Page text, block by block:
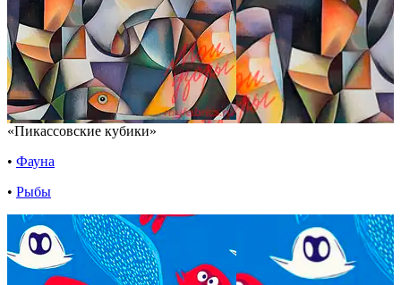
«Пикассовские кубики»
• Фауна
• Рыбы